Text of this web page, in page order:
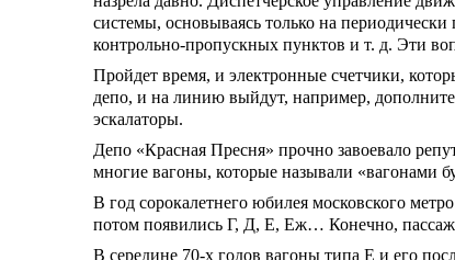
системы, основываясь только на
контрольно-пропускных пунктов и т. д. Эти
Пройдет время, и электронные счетчики,
депо, и на линию выйдут, например,
эскалаторы.
Депо «Красная Пресня» прочно завоевало
многие вагоны, которые называли «вагонами
В год сорокалетнего юбилея московского
потом появились Г, Д, Е, Еж… Конечно,
В середине 70-х годов вагоны типа Е и его